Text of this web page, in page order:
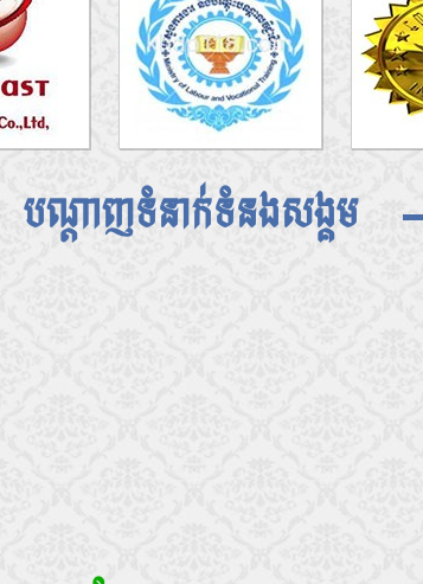
បណ្តាញទំនាក់ទំនងសង្គម